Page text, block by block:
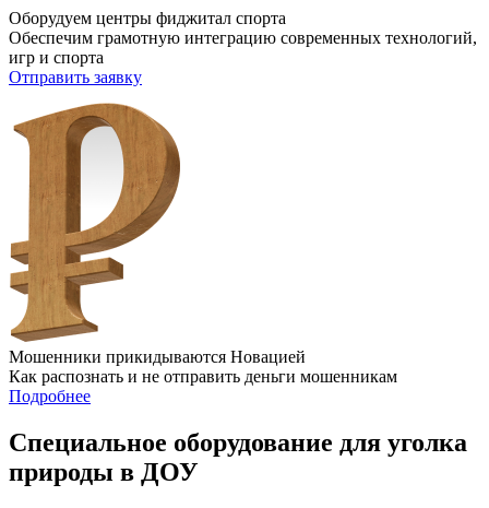
Оборудуем центры фиджитал спорта
Обеспечим грамотную интеграцию современных технологий,
игр и спорта
Отправить заявку
Мошенники прикидываются Новацией
Как распознать и не отправить деньги мошенникам
Подробнее
Специальное оборудование для уголка
природы в ДОУ